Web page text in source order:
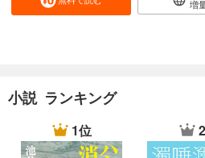
増
小説 ランキング
1位